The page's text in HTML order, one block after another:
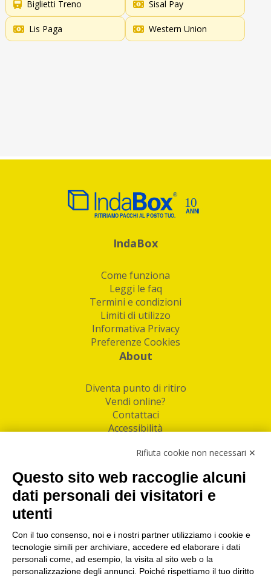
Biglietti Treno Sisal Pay
Lis Paga Western Union
IndaBox
Come funziona
Leggi le faq
Termini e condizioni
Limiti di utilizzo
Informativa Privacy
Preferenze Cookies
About
Diventa punto di ritiro
Vendi online?
Contattaci
Accessibilità
Facebook
Linkedin
I nostri punti di ritiro e spedizione pacchi nelle
maggiori città italiane
Torino|Milano|Roma|Bologna|Firenze| Genova
Napoli|Varese
Rifiuta cookie non necessari ✕
Questo sito web raccoglie alcuni
dati personali dei visitatori e
utenti
Con il tuo consenso, noi e i nostri partner utilizziamo i cookie e
tecnologie simili per archiviare, accedere ed elaborare i dati
personali come, ad esempio, la visita al sito web o la
personalizzazione degli annunci. Poiché rispettiamo il tuo diritto